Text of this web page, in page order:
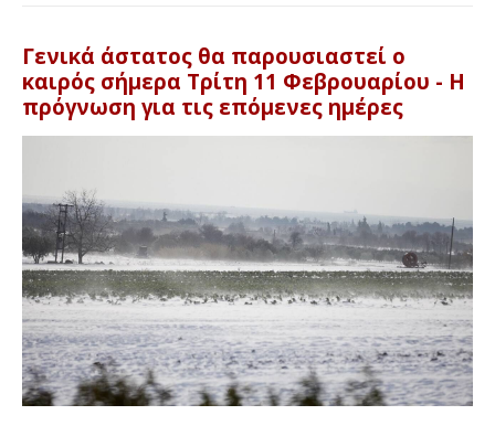
Γενικά άστατος θα παρουσιαστεί ο
καιρός σήμερα Τρίτη 11 Φεβρουαρίου - Η
πρόγνωση για τις επόμενες ημέρες